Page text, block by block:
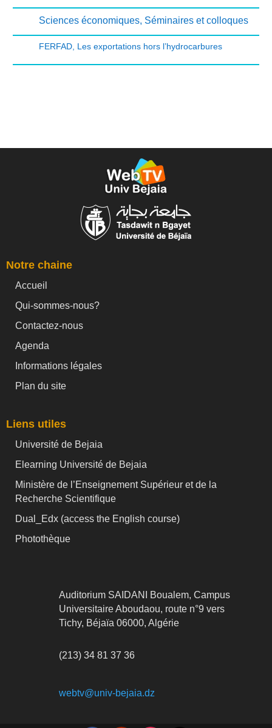
Sciences économiques, Séminaires et colloques
FERFAD, Les exportations hors l’hydrocarbures
Notre chaine
Accueil
Qui-sommes-nous?
Contactez-nous
Agenda
Informations légales
Plan du site
Liens utiles
Université de Bejaia
Elearning Université de Bejaia
Ministère de l’Enseignement Supérieur et de la
Recherche Scientifique
Dual_Edx (access the English course)
Photothèque
Auditorium SAIDANI Boualem, Campus
Universitaire Aboudaou, route n°9 vers
Tichy, Béjaïa 06000, Algérie
(213) 34 81 37 36
webtv@univ-bejaia.dz